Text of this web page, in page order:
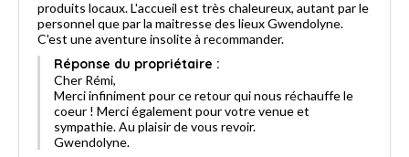
produits locaux. L'accueil est très chaleureux, autant par le
personnel que par la maitresse des lieux Gwendolyne.
C'est une aventure insolite à recommander.
Réponse du propriétaire :
Cher Rémi,
Merci infiniment pour ce retour qui nous réchauffe le
coeur ! Merci également pour votre venue et
sympathie. Au plaisir de vous revoir.
Gwendolyne.